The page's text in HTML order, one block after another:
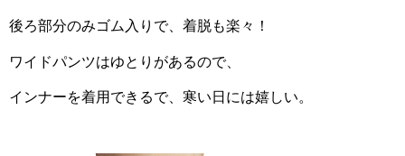
後ろ部分のみゴム入りで、着脱も楽々！
ワイドパンツはゆとりがあるので、
インナーを着用できるで、寒い日には嬉しい。